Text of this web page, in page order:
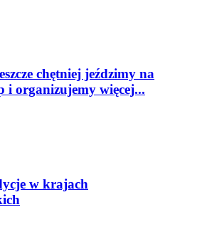
chętniej jeździmy na
i organizujemy więcej...
w krajach